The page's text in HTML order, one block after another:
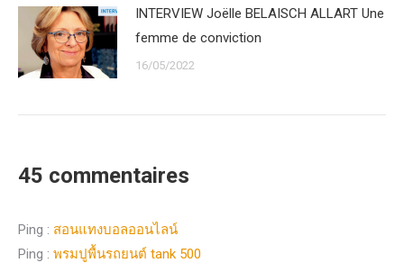
INTERVIEW Joëlle BELAISCH ALLART Une
femme de conviction
16/05/2022
45 commentaires
Ping : สอนแทงบอลออนไลน์
Ping : พรมปูพื้นรถยนต์ tank 500